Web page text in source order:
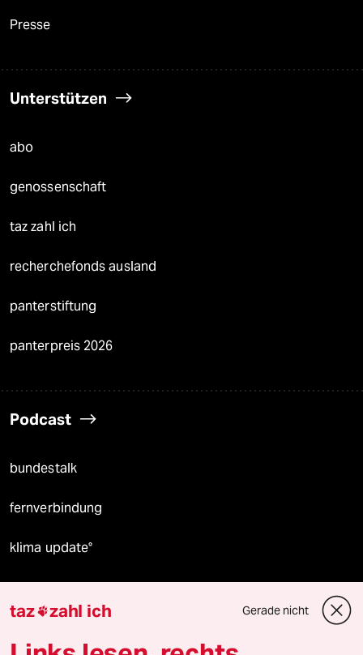
Presse
Unterstützen
abo
genossenschaft
taz zahl ich
recherchefonds ausland
panterstiftung
panterpreis 2026
Podcast
bundestalk
fernverbindung
klima update°
Mauerecho
taz zahl ich Gerade nicht